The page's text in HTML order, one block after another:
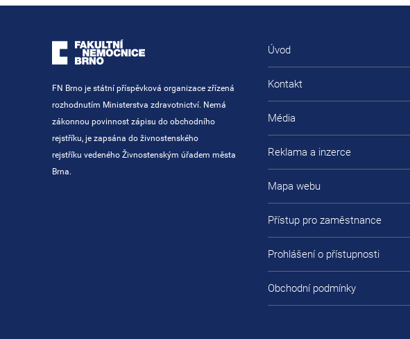
FN Brno je státní příspěvková organizace zřízená
rozhodnutím Ministerstva zdravotnictví. Nemá
zákonnou povinnost zápisu do obchodního
rejstříku, je zapsána do živnostenského
rejstříku vedeného Živnostenským úřadem města
Brna.
Úvod
Kontakt
Média
Reklama a inzerce
Mapa webu
Přístup pro zaměstnance
Prohlášení o přístupnosti
Obchodní podmínky